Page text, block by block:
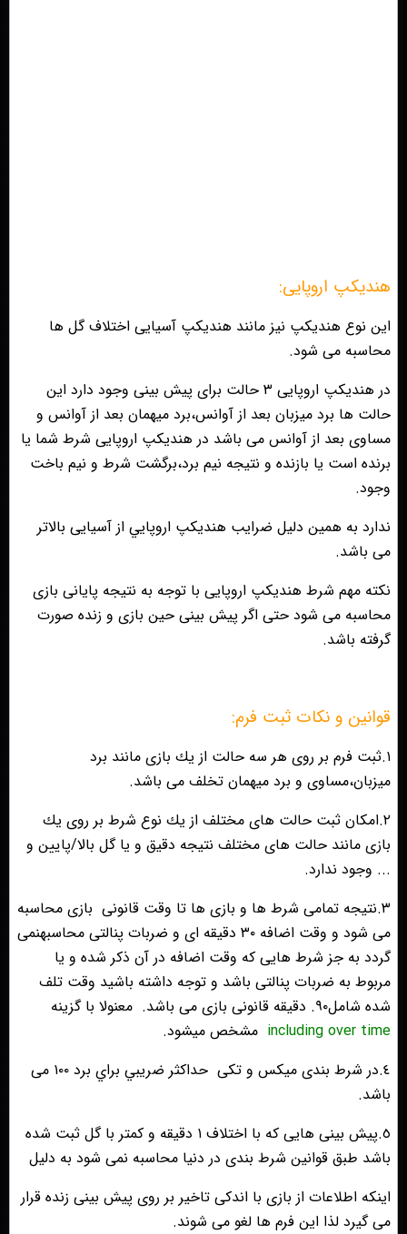
هنديكپ اروپايى:
اين نوع هنديكپ نيز مانند هنديكپ آسيايى اختلاف گل ها
محاسبه مى شود.
در هنديكپ اروپايى ٣ حالت براى پيش بينى وجود دارد اين
حالت ها برد ميزبان بعد از آوانس،برد ميهمان بعد از آوانس و
مساوى بعد از آوانس مى باشد در هنديكپ اروپايى شرط شما يا
برنده است يا بازنده و نتيجه نيم برد،برگشت شرط و نيم باخت
وجود.
ندارد به همين دليل ضرايب هنديكپ اروپايي از آسيايى بالاتر
مى باشد.
نكته مهم شرط هنديكپ اروپايى با توجه به نتيجه پايانى بازى
محاسبه مى شود حتى اگر پيش بينى حين بازى و زنده صورت
گرفته باشد.
قوانين و نكات ثبت فرم:
١.ثبت فرم بر روى هر سه حالت از يك بازى مانند برد
ميزبان،مساوى و برد ميهمان تخلف مى باشد.
٢.امكان ثبت حالت هاى مختلف از يك نوع شرط بر روى يك
بازى مانند حالت هاى مختلف نتيجه دقيق و يا گل بالا/پايين و
... وجود ندارد.
٣.نتيجه تمامى شرط ها و بازى ها تا وقت قانونی
بازى محاسبه
مى شود و وقت اضافه ٣٠ دقيقه اى و ضربات پنالتى محاسبهنمى
گردد به جز شرط هايى كه وقت اضافه در آن ذكر شده و يا
مربوط به ضربات پنالتى باشد و توجه داشته باشيد وقت تلف
شده شامل٩٠. دقيقه قانونى بازى مى باشد.
معنولا با گزینه
including over time مشخص میشود.
٤.در شرط بندى ميكس و تكى
حداكثر ضريبي براي برد ١٠٠ مى
باشد.
٥.پيش بينى هايى كه با اختلاف ١ دقيقه و كمتر با گل ثبت شده
باشد طبق قوانين شرط بندى در دنيا محاسبه نمى شود به دليل
اينكه اطلاعات از بازى با اندكى تاخير بر روى پيش بينى زنده قرار
مى گيرد لذا اين فرم ها لغو مى شوند.